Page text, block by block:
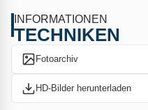
Becherdurchmesser (mm): 60
Leistung (kW): 100
Stablänge (mm): 180
INFORMATIONEN
TECHNIKEN
Fotoarchiv
HD-Bilder herunterladen